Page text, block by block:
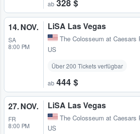
ab 328 $
14. NOV.
SA
8:00 PM
LiSA Las Vegas
The Colosseum at Caesars
US
Über 200 Tickets verfügbar
ab 444 $
27. NOV.
FR
8:00 PM
LiSA Las Vegas
The Colosseum at Caesars
US